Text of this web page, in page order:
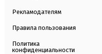
Рекламодателям
Правила пользования
Политика
конфиденциальности